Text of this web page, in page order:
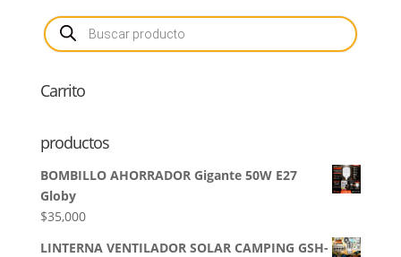
Búsqueda
de
productos
Carrito
productos
BOMBILLO AHORRADOR Gigante 50W E27
Globy
$35,000
LINTERNA VENTILADOR SOLAR CAMPING GSH-